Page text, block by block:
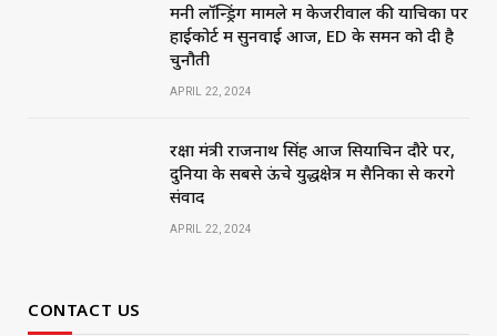
मनी लॉन्ड्रिंग मामले में केजरीवाल की याचिका पर
हाईकोर्ट में सुनवाई आज, ED के समन को दी है
चुनौती
APRIL 22, 2024
रक्षा मंत्री राजनाथ सिंह आज सियाचिन दौरे पर,
दुनिया के सबसे ऊंचे युद्धक्षेत्र में सैनिकों से करेंगे
संवाद
APRIL 22, 2024
CONTACT US